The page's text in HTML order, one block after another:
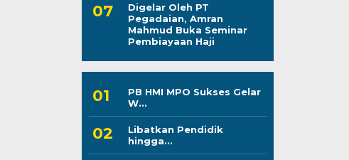
Digelar Oleh PT
Pegadaian, Amran
Mahmud Buka Seminar
Pembiayaan Haji
PB HMI MPO Sukses Gelar
W...
Libatkan Pendidik
hingga...